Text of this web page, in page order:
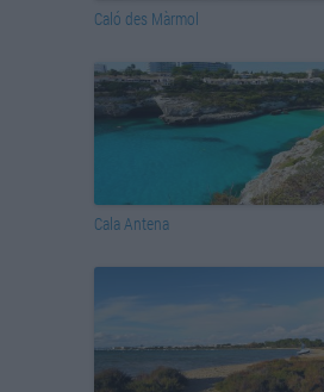
Caló des Màrmol
Cala Antena